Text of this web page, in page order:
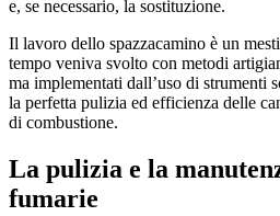
e, se necessario, la sostituzione.
Il lavoro dello spazzacamino è un
tempo veniva svolto con metodi
ma implementati dall’uso di strumenti
la perfetta pulizia ed efficienza delle
di combustione.
La pulizia e la
fumarie